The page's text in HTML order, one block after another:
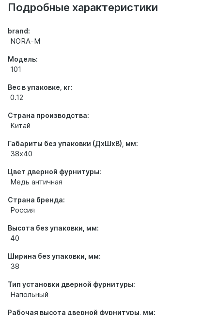
товаре
Подробные характеристики
brand:
NORA-M
Модель:
101
Вес в упаковке, кг:
0.12
Страна производства:
Китай
Габариты без упаковки (ДхШхВ), мм:
38х40
Цвет дверной фурнитуры:
Медь античная
Страна бренда:
Россия
Высота без упаковки, мм:
40
Ширина без упаковки, мм:
38
Тип установки дверной фурнитуры:
Напольный
Рабочая высота дверной фурнитуры, мм: